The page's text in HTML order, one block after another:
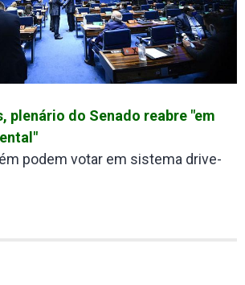
plenário do Senado reabre "em
podem votar em sistema drive-